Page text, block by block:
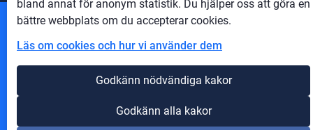
bland annat för anonym statistik. Du hjälper oss att göra en
bättre webbplats om du accepterar cookies.
Läs om cookies och hur vi använder dem
Godkänn nödvändiga kakor
Godkänn alla kakor
Information om cookies
Om webbplatsen